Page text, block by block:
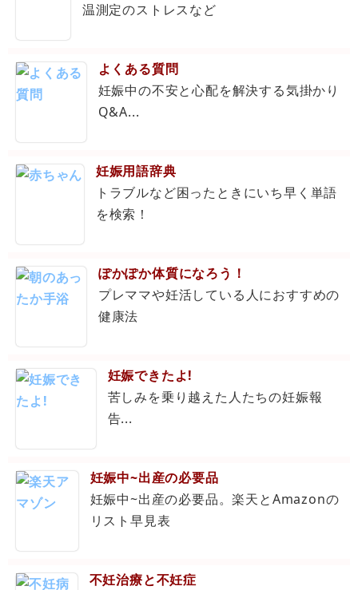
温測定のストレスなど
よくある質問
妊娠中の不安と心配を解決する気掛かり
Q&A...
妊娠用語辞典
トラブルなど困ったときにいち早く単語
を検索！
ぽかぽか体質になろう！
プレママや妊活している人におすすめの
健康法
妊娠できたよ!
苦しみを乗り越えた人たちの妊娠報
告...
妊娠中~出産の必要品
妊娠中~出産の必要品。楽天とAmazonの
リスト早見表
不妊治療と不妊症